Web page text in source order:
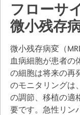
フローサ
微小残存
微小残存病変（
血病細胞が患者の
の細胞は将来の再
のモニタリングは
の調節、移植の適
要です。急性リン